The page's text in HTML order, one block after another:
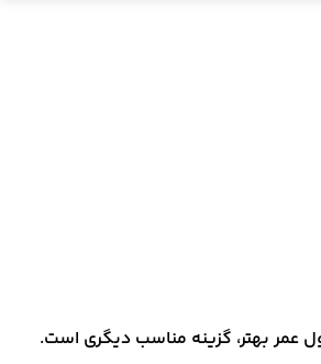
عمر بهتر، گزینه مناسب دیگری است.